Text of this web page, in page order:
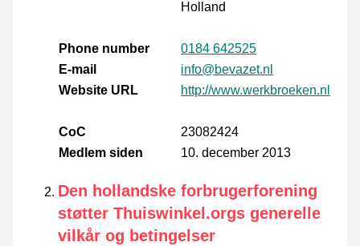
Holland
Phone number
0184 642525
E-mail
info@bevazet.nl
Website URL
http://www.werkbroeken.nl
CoC
23082424
Medlem siden
10. december 2013
Den hollandske forbrugerforening
støtter Thuiswinkel.orgs generelle
vilkår og betingelser